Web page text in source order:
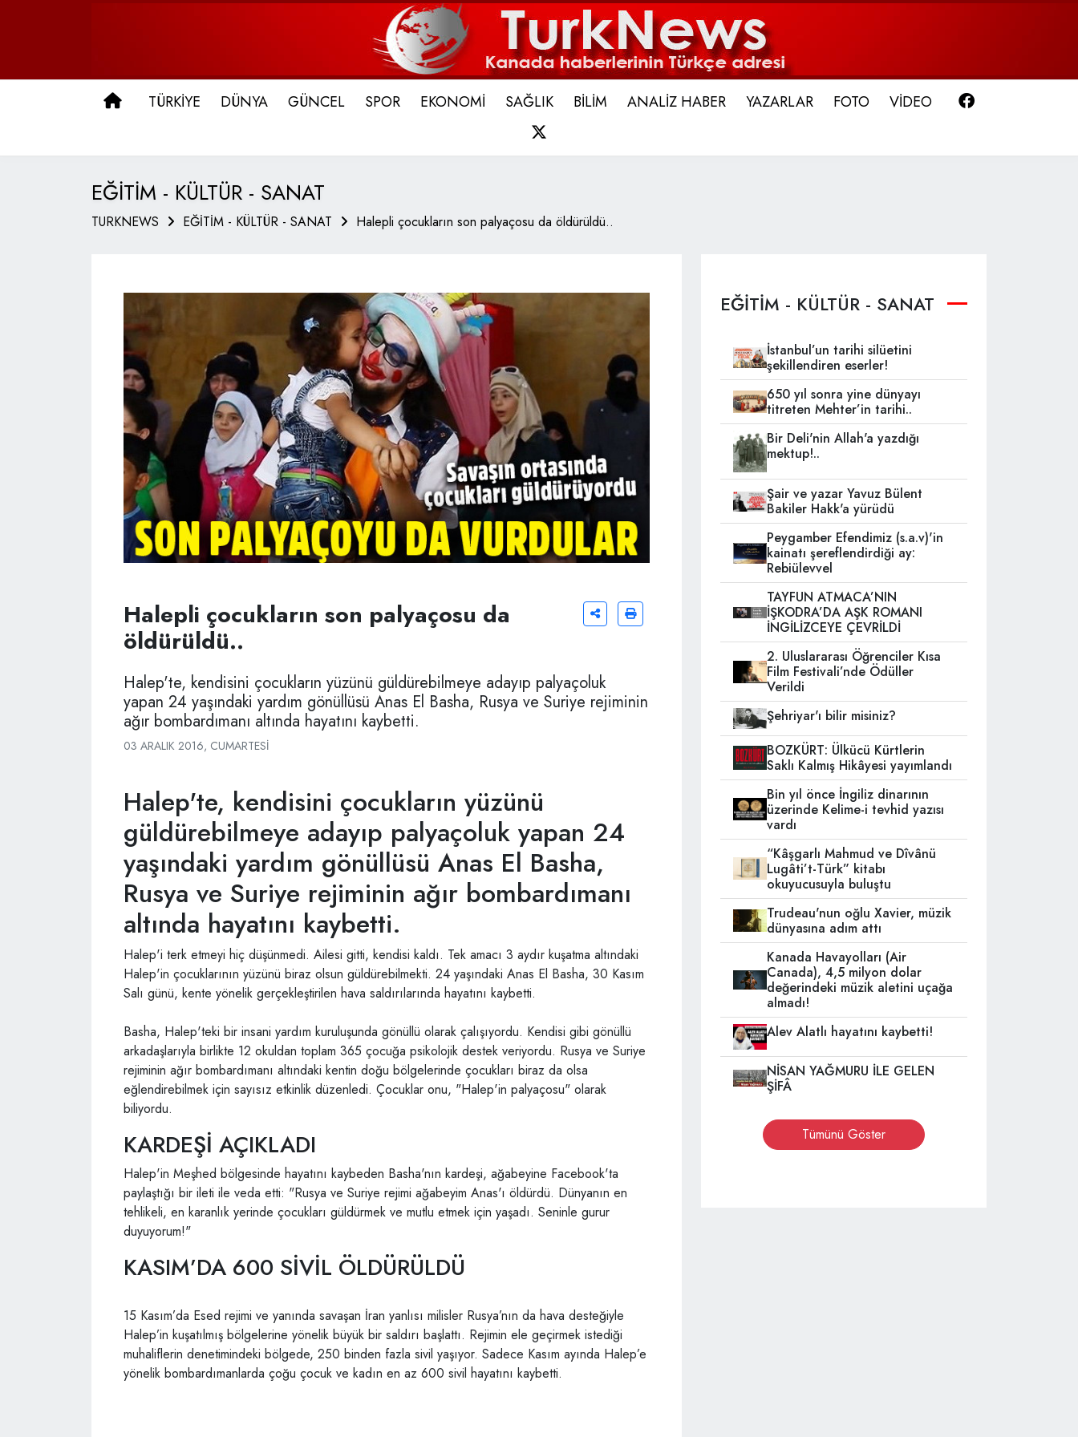
ANA SAYFA
TÜRKİYE DÜNYA GÜNCEL SPOR EKONOMİ SAĞLIK BİLİM ANALİZ HABER YAZARLAR FOTO VİDEO
EĞİTİM - KÜLTÜR - SANAT
TURKNEWS EĞİTİM - KÜLTÜR - SANAT Halepli çocukların son palyaçosu da öldürüldü..
Halepli çocukların son palyaçosu da
öldürüldü..
Halep'te, kendisini çocukların yüzünü güldürebilmeye adayıp palyaçoluk
yapan 24 yaşındaki yardım gönüllüsü Anas El Basha, Rusya ve Suriye rejiminin
ağır bombardımanı altında hayatını kaybetti.
03 ARALIK 2016, CUMARTESI
Halep'te, kendisini çocukların yüzünü
güldürebilmeye adayıp palyaçoluk yapan 24
yaşındaki yardım gönüllüsü Anas El Basha,
Rusya ve Suriye rejiminin ağır bombardımanı
altında hayatını kaybetti.
Halep'i terk etmeyi hiç düşünmedi. Ailesi gitti, kendisi kaldı. Tek amacı 3 aydır kuşatma altındaki
Halep'in çocuklarının yüzünü biraz olsun güldürebilmekti. 24 yaşındaki Anas El Basha, 30 Kasım
Salı günü, kente yönelik gerçekleştirilen hava saldırılarında hayatını kaybetti.
Basha, Halep'teki bir insani yardım kuruluşunda gönüllü olarak çalışıyordu. Kendisi gibi gönüllü
arkadaşlarıyla birlikte 12 okuldan toplam 365 çocuğa psikolojik destek veriyordu. Rusya ve Suriye
rejiminin ağır bombardımanı altındaki kentin doğu bölgelerinde çocukları biraz da olsa
eğlendirebilmek için sayısız etkinlik düzenledi. Çocuklar onu, "Halep'in palyaçosu" olarak
biliyordu.
KARDEŞİ AÇIKLADI
Halep'in Meşhed bölgesinde hayatını kaybeden Basha'nın kardeşi, ağabeyine Facebook'ta
paylaştığı bir ileti ile veda etti: "Rusya ve Suriye rejimi ağabeyim Anas'ı öldürdü. Dünyanın en
tehlikeli, en karanlık yerinde çocukları güldürmek ve mutlu etmek için yaşadı. Seninle gurur
duyuyorum!"
KASIM’DA 600 SİVİL ÖLDÜRÜLDÜ
15 Kasım’da Esed rejimi ve yanında savaşan İran yanlısı milisler Rusya’nın da hava desteğiyle
Halep’in kuşatılmış bölgelerine yönelik büyük bir saldırı başlattı. Rejimin ele geçirmek istediği
muhaliflerin denetimindeki bölgede, 250 binden fazla sivil yaşıyor. Sadece Kasım ayında Halep’e
yönelik bombardımanlarda çoğu çocuk ve kadın en az 600 sivil hayatını kaybetti.
EĞİTİM - KÜLTÜR - SANAT
İstanbul’un tarihi silüetini
şekillendiren eserler!
650 yıl sonra yine dünyayı
titreten Mehter’in tarihi..
Bir Deli'nin Allah'a yazdığı
mektup!..
Şair ve yazar Yavuz Bülent
Bakiler Hakk'a yürüdü
Peygamber Efendimiz (s.a.v)'in
kainatı şereflendirdiği ay:
Rebiülevvel
TAYFUN ATMACA’NIN
İŞKODRA’DA AŞK ROMANI
İNGİLİZCEYE ÇEVRİLDİ
2. Uluslararası Öğrenciler Kısa
Film Festivali’nde Ödüller
Verildi
Şehriyar'ı bilir misiniz?
BOZKÜRT: Ülkücü Kürtlerin
Saklı Kalmış Hikâyesi yayımlandı
Bin yıl önce İngiliz dinarının
üzerinde Kelime-i tevhid yazısı
vardı
“Kâşgarlı Mahmud ve Dîvânü
Lugâti’t-Türk” kitabı
okuyucusuyla buluştu
Trudeau'nun oğlu Xavier, müzik
dünyasına adım attı
Kanada Havayolları (Air
Canada), 4,5 milyon dolar
değerindeki müzik aletini uçağa
almadı!
Alev Alatlı hayatını kaybetti!
NİSAN YAĞMURU İLE GELEN
ŞİFÂ
Tümünü Göster